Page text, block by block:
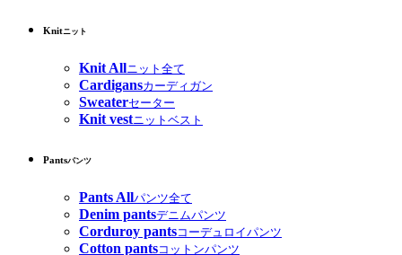
Knitニット
Knit Allニット全て
Cardigansカーディガン
Sweaterセーター
Knit vestニットベスト
Pantsパンツ
Pants Allパンツ全て
Denim pantsデニムパンツ
Corduroy pantsコーデュロイパンツ
Cotton pantsコットンパンツ